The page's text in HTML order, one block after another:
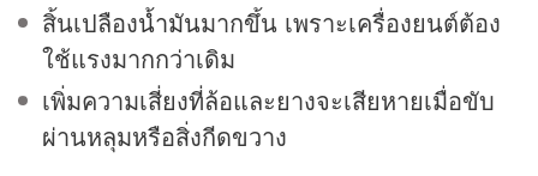
สิ้นเปลืองน้ำมันมากขึ้น เพราะเครื่องยนต์ต้อง
ใช้แรงมากกว่าเดิม
เพิ่มความเสี่ยงที่ล้อและยางจะเสียหายเมื่อขับ
ผ่านหลุมหรือสิ่งกีดขวาง